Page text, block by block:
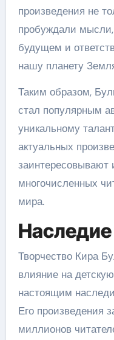
произведения не
пробуждали
будущем и
нашу планету
Таким образом,
стал популярным
уникальному
актуальных
заинтересовывают
многочисленных
мира.
Наследие
Творчество Кира
влияние на
настоящим
Его произведения
миллионов